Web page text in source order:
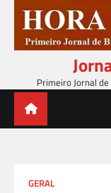
content
Primeiro Jornal
GERAL